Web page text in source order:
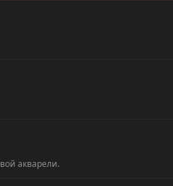
акварели.